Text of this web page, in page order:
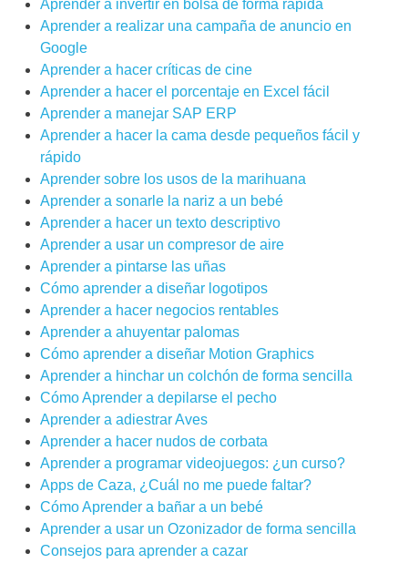
Aprender a invertir en bolsa de forma rápida
Aprender a realizar una campaña de anuncio en
Google
Aprender a hacer críticas de cine
Aprender a hacer el porcentaje en Excel fácil
Aprender a manejar SAP ERP
Aprender a hacer la cama desde pequeños fácil y
rápido
Aprender sobre los usos de la marihuana
Aprender a sonarle la nariz a un bebé
Aprender a hacer un texto descriptivo
Aprender a usar un compresor de aire
Aprender a pintarse las uñas
Cómo aprender a diseñar logotipos
Aprender a hacer negocios rentables
Aprender a ahuyentar palomas
Cómo aprender a diseñar Motion Graphics
Aprender a hinchar un colchón de forma sencilla
Cómo Aprender a depilarse el pecho
Aprender a adiestrar Aves
Aprender a hacer nudos de corbata
Aprender a programar videojuegos: ¿un curso?
Apps de Caza, ¿Cuál no me puede faltar?
Cómo Aprender a bañar a un bebé
Aprender a usar un Ozonizador de forma sencilla
Consejos para aprender a cazar